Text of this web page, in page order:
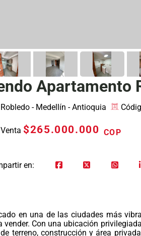
Apartamento
Robledo - Medellín - Antioquia
Venta $265.000.000 COP
en:
en una de las ciudades más
vender. Con una ubicación
terreno, construcción y área